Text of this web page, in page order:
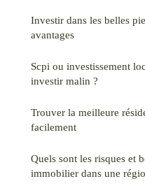
Investir dans les belles
avantages
Scpi ou investissement
investir malin ?
Trouver la meilleure
facilement
Quels sont les risques et
immobilier dans une